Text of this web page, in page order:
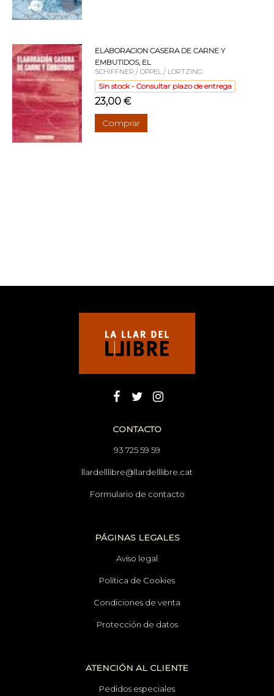
ELABORACION CASERA DE CARNE Y
EMBUTIDOS, EL
SCHIFFNER / OPPEL / LORTZING
Sin stock - Consultar plazo de entrega
23,00 €
Comprar
CONTACTO
93 725 59 59
llardelllibre@llardelllibre.cat
Formulario de contacto
PÁGINAS LEGALES
Aviso legal
Política de Cookies
Condiciones de venta
Protección de datos
ATENCIÓN AL CLIENTE
Pedidos especiales